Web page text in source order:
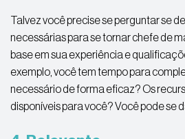
Talvez você precise se perguntar se
necessárias para se tornar chefe de
base em sua experiência e
exemplo, você tem tempo para
necessário de forma eficaz? Os
disponíveis para você? Você pode se